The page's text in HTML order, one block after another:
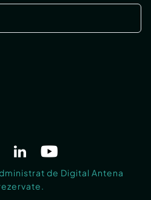
de Digital Antena